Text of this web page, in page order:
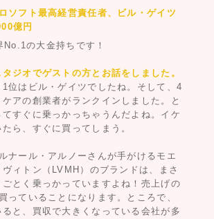
ソフト最高経営責任者、ビル・ゲイツ
億円
の大金持ちです！
ジオでゲストの方とお話をしました。
1位はビル・ゲイツでしたね。そして、4
アの創業者がランクインしました。と
てすぐに乗っかっちゃうんだよね。イケ
ら、すぐに買ってしまう。
ナール・アルノーさんが手がけるモエ
ィトン（LVMH）のブランドは、まさ
とく乗っかっていますよね！売上げの
っていることになります。ところで、
ると、買収で大きくなっている会社が多